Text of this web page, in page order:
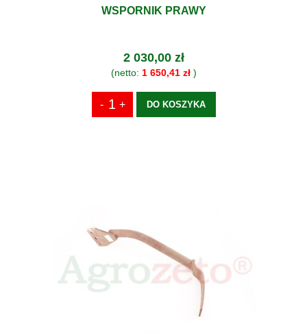
WSPORNIK PRAWY
2 030,00 zł
(netto: 1 650,41 zł)
DO KOSZYKA